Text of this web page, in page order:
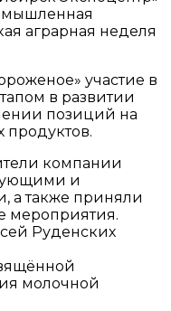
аграрная неделя
участие в
в развитии
позиций на
продуктов.
компании
и
а также приняли
мероприятия.
Руденских
молочной